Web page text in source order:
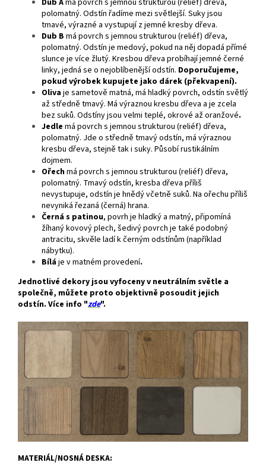
Dub Amá povrch s jemnou strukturou (reliéf) dřeva,
polomatný. Odstín řadíme mezi světlejší. Suky jsou
tmavé, výrazné a vystupují z jemné kresby dřeva.
Dub B má povrch s jemnou strukturou (reliéf) dřeva,
polomatný. Odstín je medový, pokud na něj dopadá přímé
slunce je více žlutý. Kresbou dřeva probíhají jemné černé
linky, jedná se o nejoblíbenější odstín. Doporučujeme,
pokud výrobek kupujete jako dárek (překvapení).
Olivaje sametově matná, má hladký povrch, odstín světlý
až středně tmavý. Má výraznou kresbu dřeva a je zcela
bez suků. Odstíny jsou velmi teplé, okrové až oranžové.
Jedle má povrch s jemnou strukturou (reliéf) dřeva,
polomatný. Jde o středně tmavý odstín, má výraznou
kresbu dřeva, stejně tak i suky. Působí rustikálním
dojmem.
Ořechmá povrch s jemnou strukturou (reliéf) dřeva,
polomatný. Tmavý odstín, kresba dřeva příliš
nevystupuje, odstín je hnědý včetně suků. Na ořechu příliš
nevyniká řezaná (černá) hrana.
Černá s patinou, povrh je hladký a matný, připomíná
žíhaný kovový plech, šedivý povrch je také podobný
antracitu, skvěle ladí k černým odstínům (například
nábytku).
Bíláje v matném provedení.
Jednotlivé dekory jsou vyfoceny v neutrálním světle a
společně, můžete proto objektivně posoudit jejich
odstín. Více info "zde".
MATERIÁL/NOSNÁ DESKA: